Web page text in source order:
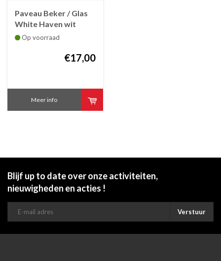
Paveau Beker / Glas
White Haven wit
helder in
Op voorraad
€17,00
Meer info
Blijf up to date over onze activiteiten,
nieuwigheden en acties !
Verstuur